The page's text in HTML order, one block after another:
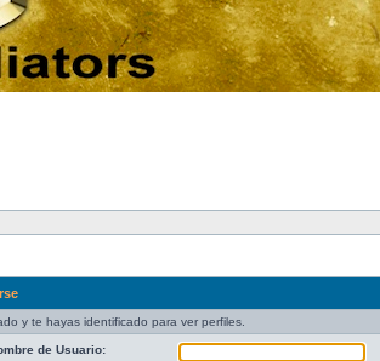
y te hayas identificado para ver perfiles.
de Usuario: